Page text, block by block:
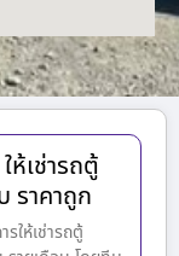
ห้เช่ารถตู้
ราคาถูก
ให้เช่ารถตู้